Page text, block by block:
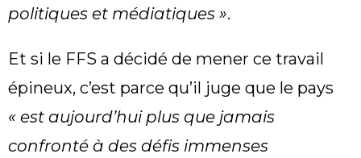
politiques et médiatiques ».
Et si le FFS a décidé de mener ce travail
épineux, c’est parce qu’il juge que le pays
« est aujourd’hui plus que jamais
confronté à des défis immenses